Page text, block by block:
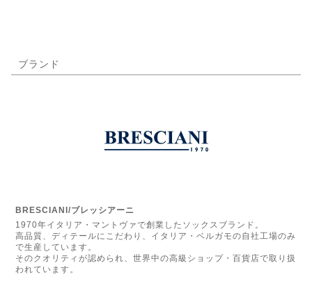
ブランド
BRESCIANI/ブレッシアーニ
1970年イタリア・マントヴァで創業したソックスブランド。
高品質、ディテールにこだわり、イタリア・ベルガモの自社工場のみ
で生産しています。
そのクオリティが認められ、世界中の高級ショップ・百貨店で取り扱
われています。